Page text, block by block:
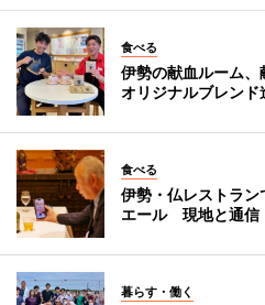
食べる
伊勢の献血ルーム、
オリジナルブレンド
食べる
伊勢・仏レストラ
エール 現地と通信
暮らす・働く